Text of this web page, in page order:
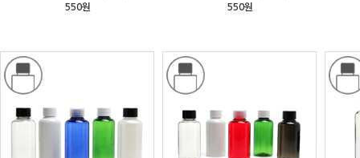
550원
550원